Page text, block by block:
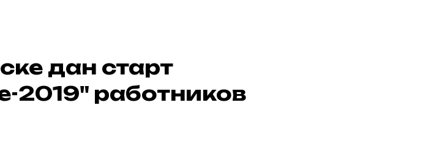
дан старт
2019" работников